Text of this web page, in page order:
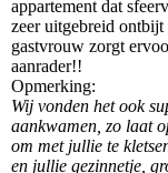
appartement dat
zeer uitgebreid
gastvrouw zorgt
aanrader!!
Opmerking:
Wij vonden het ook
aankwamen, zo laat
om met jullie te
en jullie gezinnetje,